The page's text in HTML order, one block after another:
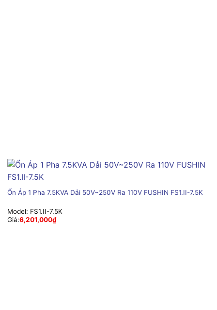
Ổn Áp 1 Pha 7.5KVA Dải 50V~250V Ra 110V FUSHIN FS1.II-7.5K
Model: FS1.II-7.5K
Giá:6,201,000₫